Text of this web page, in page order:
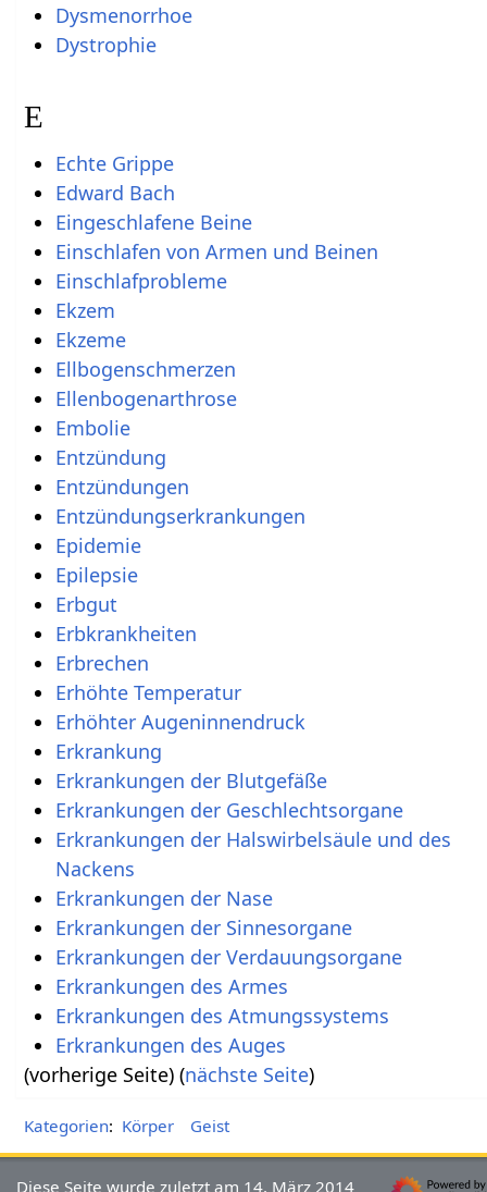
Dysmenorrhoe
Dystrophie
E
Echte Grippe
Edward Bach
Eingeschlafene Beine
Einschlafen von Armen und Beinen
Einschlafprobleme
Ekzem
Ekzeme
Ellbogenschmerzen
Ellenbogenarthrose
Embolie
Entzündung
Entzündungen
Entzündungserkrankungen
Epidemie
Epilepsie
Erbgut
Erbkrankheiten
Erbrechen
Erhöhte Temperatur
Erhöhter Augeninnendruck
Erkrankung
Erkrankungen der Blutgefäße
Erkrankungen der Geschlechtsorgane
Erkrankungen der Halswirbelsäule und des
Nackens
Erkrankungen der Nase
Erkrankungen der Sinnesorgane
Erkrankungen der Verdauungsorgane
Erkrankungen des Armes
Erkrankungen des Atmungssystems
Erkrankungen des Auges
(vorherige Seite) (nächste Seite)
Kategorien: Körper Geist
Diese Seite wurde zuletzt am 14. März 2014